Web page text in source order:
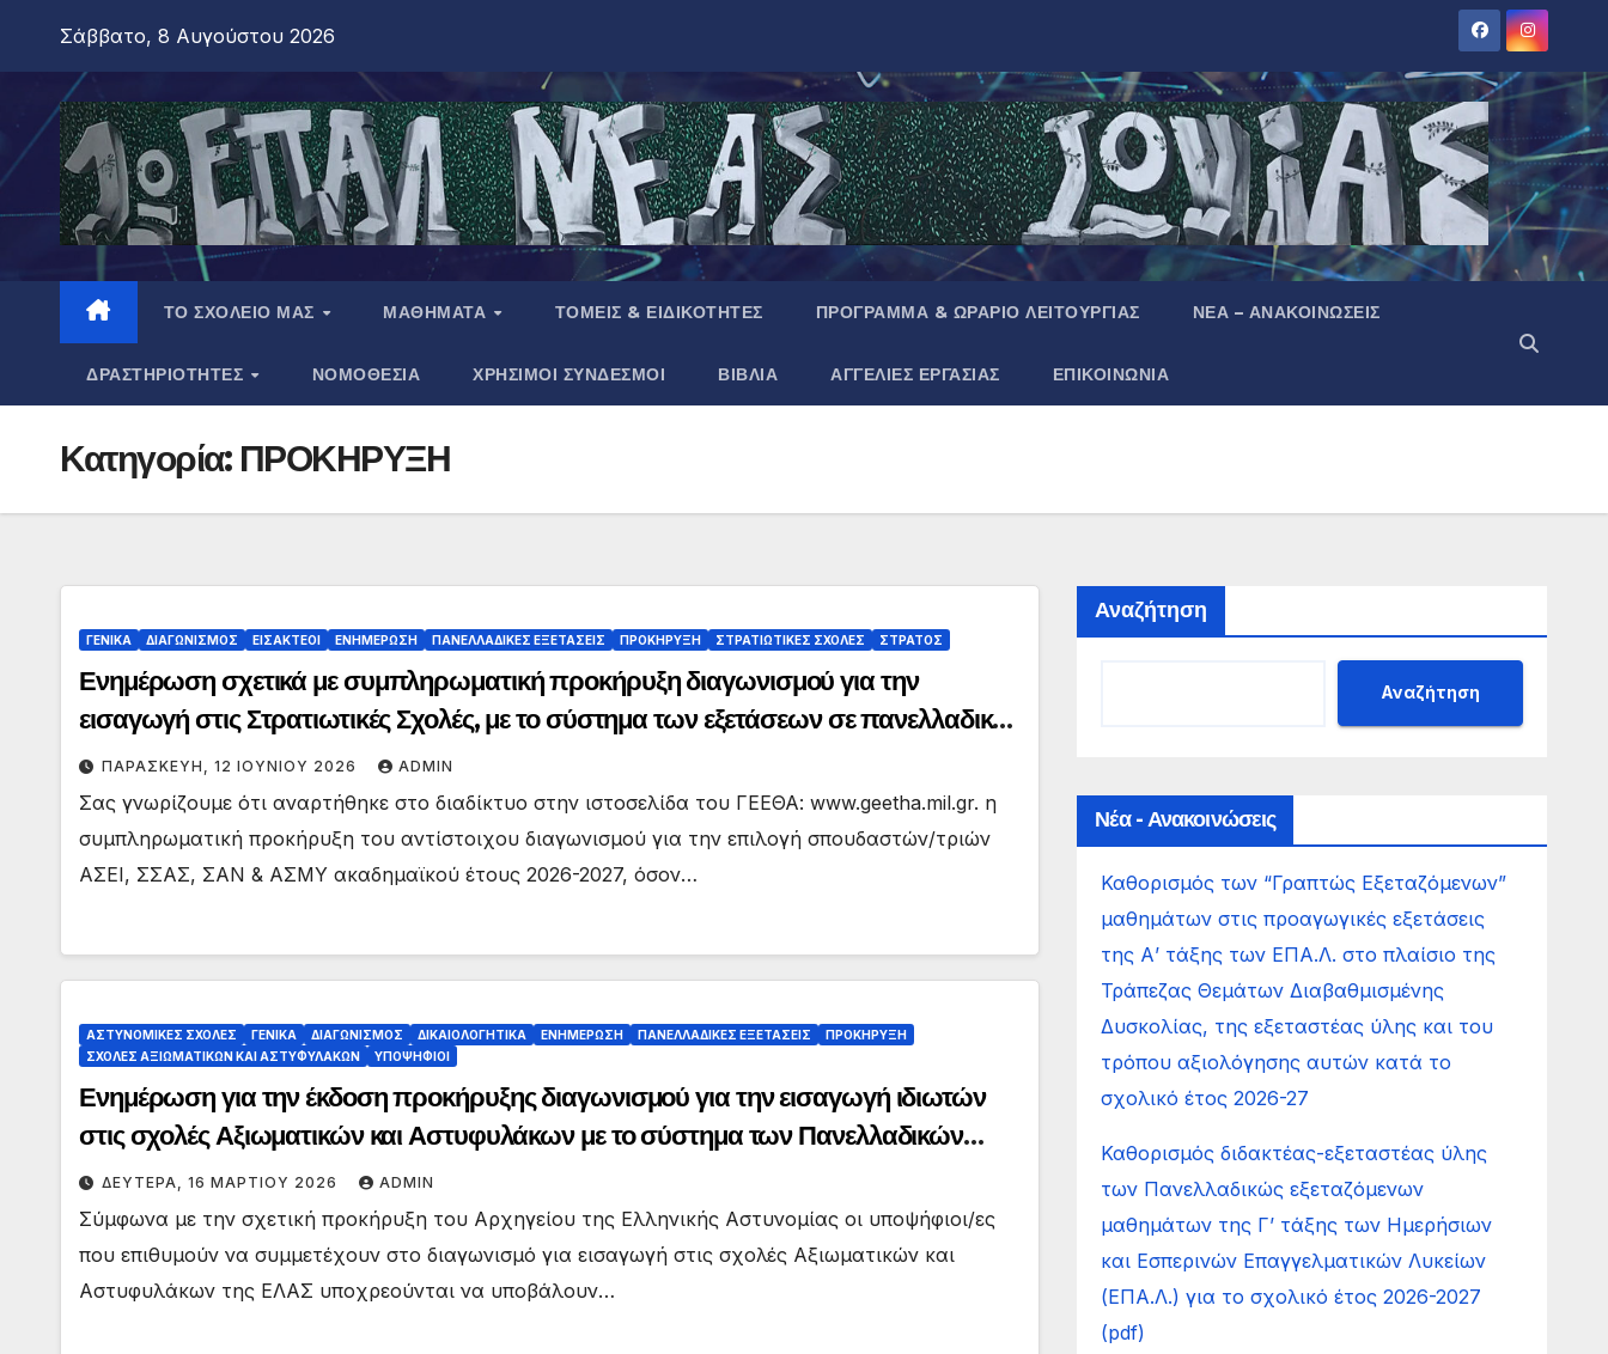
Σάββατο, 8 Αυγούστου 2026
ΤΟ ΣΧΟΛΕΙΟ ΜΑΣ ΜΑΘΗΜΑΤΑ ΤΟΜΕΙΣ & ΕΙΔΙΚΟΤΗΤΕΣ ΠΡΟΓΡΑΜΜΑ & ΩΡΑΡΙΟ ΛΕΙΤΟΥΡΓΙΑΣ ΝΕΑ – ΑΝΑΚΟΙΝΩΣΕΙΣ
ΔΡΑΣΤΗΡΙΟΤΗΤΕΣ ΝΟΜΟΘΕΣΙΑ ΧΡΗΣΙΜΟΙ ΣΥΝΔΕΣΜΟΙ ΒΙΒΛΙΑ ΑΓΓΕΛΙΕΣ ΕΡΓΑΣΙΑΣ ΕΠΙΚΟΙΝΩΝΙΑ
Κατηγορία: ΠΡΟΚΗΡΥΞΗ
ΓΕΝΙΚΑ ΔΙΑΓΩΝΙΣΜΟΣ ΕΙΣΑΚΤΕΟΙ ΕΝΗΜΕΡΩΣΗ ΠΑΝΕΛΛΑΔΙΚΕΣ ΕΞΕΤΑΣΕΙΣ ΠΡΟΚΗΡΥΞΗ ΣΤΡΑΤΙΩΤΙΚΕΣ ΣΧΟΛΕΣ ΣΤΡΑΤΟΣ
Ενημέρωση σχετικά με συμπληρωματική προκήρυξη διαγωνισμού για την
εισαγωγή στις Στρατιωτικές Σχολές, με το σύστημα των εξετάσεων σε πανελλαδικό
επίπεδο, το ακαδημαϊκό έτος 2026-2027, όσον αφορά τον αριθμό εισακτέων
ΠΑΡΑΣΚΕΥΉ, 12 ΙΟΥΝΊΟΥ 2026 ADMIN
Σας γνωρίζουμε ότι αναρτήθηκε στο διαδίκτυο στην ιστοσελίδα του ΓΕΕΘΑ: www.geetha.mil.gr. η
συμπληρωματική προκήρυξη του αντίστοιχου διαγωνισμού για την επιλογή σπουδαστών/τριών
ΑΣΕΙ, ΣΣΑΣ, ΣΑΝ & ΑΣΜΥ ακαδημαϊκού έτους 2026-2027, όσον…
ΑΣΤΥΝΟΜΙΚΕΣ ΣΧΟΛΕΣ ΓΕΝΙΚΑ ΔΙΑΓΩΝΙΣΜΟΣ ΔΙΚΑΙΟΛΟΓΗΤΙΚΑ ΕΝΗΜΕΡΩΣΗ ΠΑΝΕΛΛΑΔΙΚΕΣ ΕΞΕΤΑΣΕΙΣ
ΠΡΟΚΗΡΥΞΗ
ΣΧΟΛΕΣ ΑΞΙΩΜΑΤΙΚΩΝ ΚΑΙ ΑΣΤΥΦΥΛΑΚΩΝ
ΥΠΟΨΗΦΙΟΙ
Ενημέρωση για την έκδοση προκήρυξης διαγωνισμού για την εισαγωγή ιδιωτών
στις σχολές Αξιωματικών και Αστυφυλάκων με το σύστημα των Πανελλαδικών
Εξετάσεων του ΥΠΑΙΘΑ, έτους 2026
ΔΕΥΤΈΡΑ, 16 ΜΑΡΤΊΟΥ 2026 ADMIN
Σύμφωνα με την σχετική προκήρυξη του Αρχηγείου της Ελληνικής Αστυνομίας oι υποψήφιοι/ες
που επιθυμούν να συμμετέχουν στο διαγωνισμό για εισαγωγή στις σχολές Αξιωματικών και
Αστυφυλάκων της ΕΛΑΣ υποχρεούνται να υποβάλουν…
Αναζήτηση
Αναζήτηση
Νέα - Ανακοινώσεις
Καθορισμός των “Γραπτώς Εξεταζόμενων”
μαθημάτων στις προαγωγικές εξετάσεις
της Α’ τάξης των ΕΠΑ.Λ. στο πλαίσιο της
Τράπεζας Θεμάτων Διαβαθμισμένης
Δυσκολίας, της εξεταστέας ύλης και του
τρόπου αξιολόγησης αυτών κατά το
σχολικό έτος 2026-27
Καθορισμός διδακτέας-εξεταστέας ύλης
των Πανελλαδικώς εξεταζόμενων
μαθημάτων της Γ’ τάξης των Ημερήσιων
και Εσπερινών Επαγγελματικών Λυκείων
(ΕΠΑ.Λ.) για το σχολικό έτος 2026-2027
(pdf)